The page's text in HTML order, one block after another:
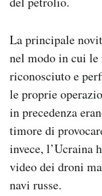
La principale
nel modo in cui le
riconosciuto e
le proprie
in precedenza
timore di
invece, l’Ucraina
video dei droni
navi russe.